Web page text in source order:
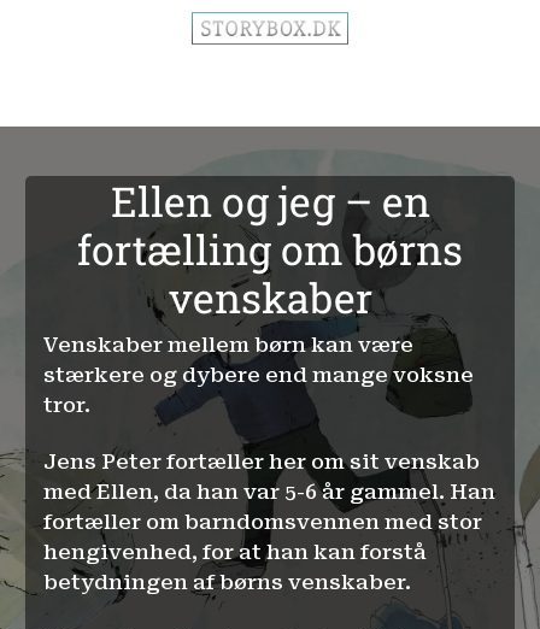
Ellen og jeg – en
fortælling om børns
venskaber
Venskaber mellem børn kan være
stærkere og dybere end mange voksne
tror.
Jens Peter fortæller her om sit venskab
med Ellen, da han var 5-6 år gammel. Han
fortæller om barndomsvennen med stor
hengivenhed, for at han kan forstå
betydningen af børns venskaber.